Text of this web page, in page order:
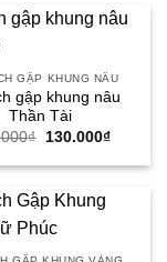
GẬP KHUNG NÂU
gập khung nâu
Thần Tài
₫
Giá
là:
130.000₫Giá
tại